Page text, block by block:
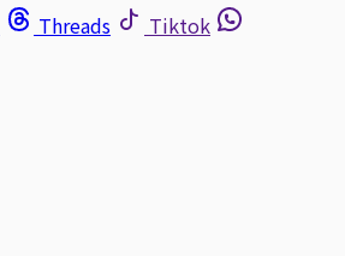
Threads
Tiktok